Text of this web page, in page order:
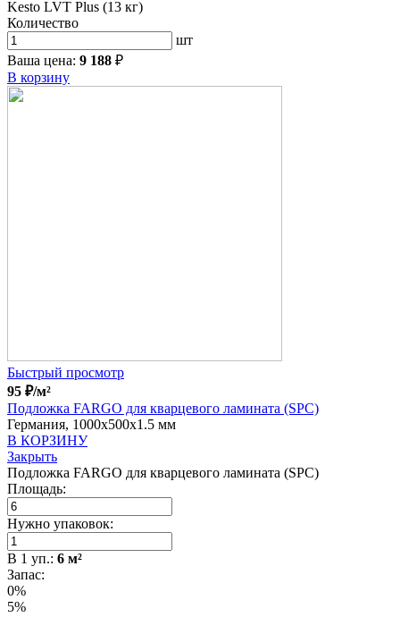
Kesto LVT Plus (13 кг)
Количество
шт
Ваша цена: 9 188 ₽
В корзину
Быстрый просмотр
95 ₽/м²
Подложка FARGO для кварцевого ламината (SPC)
Германия, 1000x500x1.5 мм
В КОРЗИНУ
Закрыть
Подложка FARGO для кварцевого ламината (SPC)
Площадь:
Нужно упаковок:
В 1 уп.: 6 м²
Запас:
0%
5%